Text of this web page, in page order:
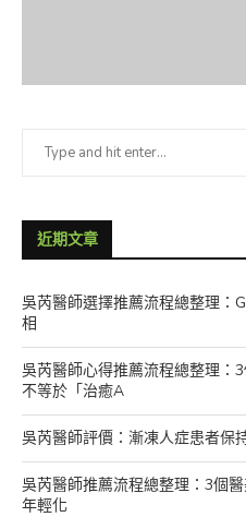
近期文章
吳芮醫師選擇推薦流程總整理：
相
吳芮醫師心得推薦流程總整理：
不等於「治癒A
吳芮醫師評價：漸凍人症患者保
吳芮醫師推薦流程總整理：3個
年輕化